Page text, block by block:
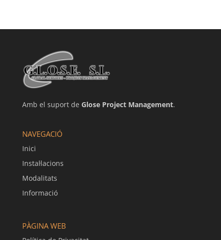
Amb el suport de Glose Project Management.
NAVEGACIÓ
Inici
Instal·lacions
Modalitats
Informació
PÀGINA WEB